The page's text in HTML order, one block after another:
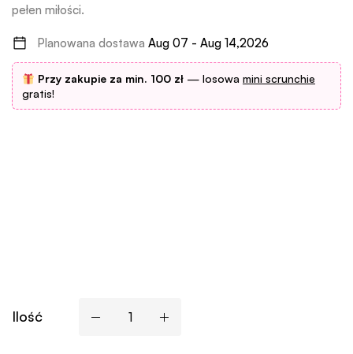
pełen miłości.
Planowana dostawa Aug 07 - Aug 14,2026
Przy zakupie za min. 100 zł— losowa mini scrunchie
gratis!
Ilość